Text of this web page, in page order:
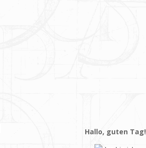
Hallo, guten Tag!